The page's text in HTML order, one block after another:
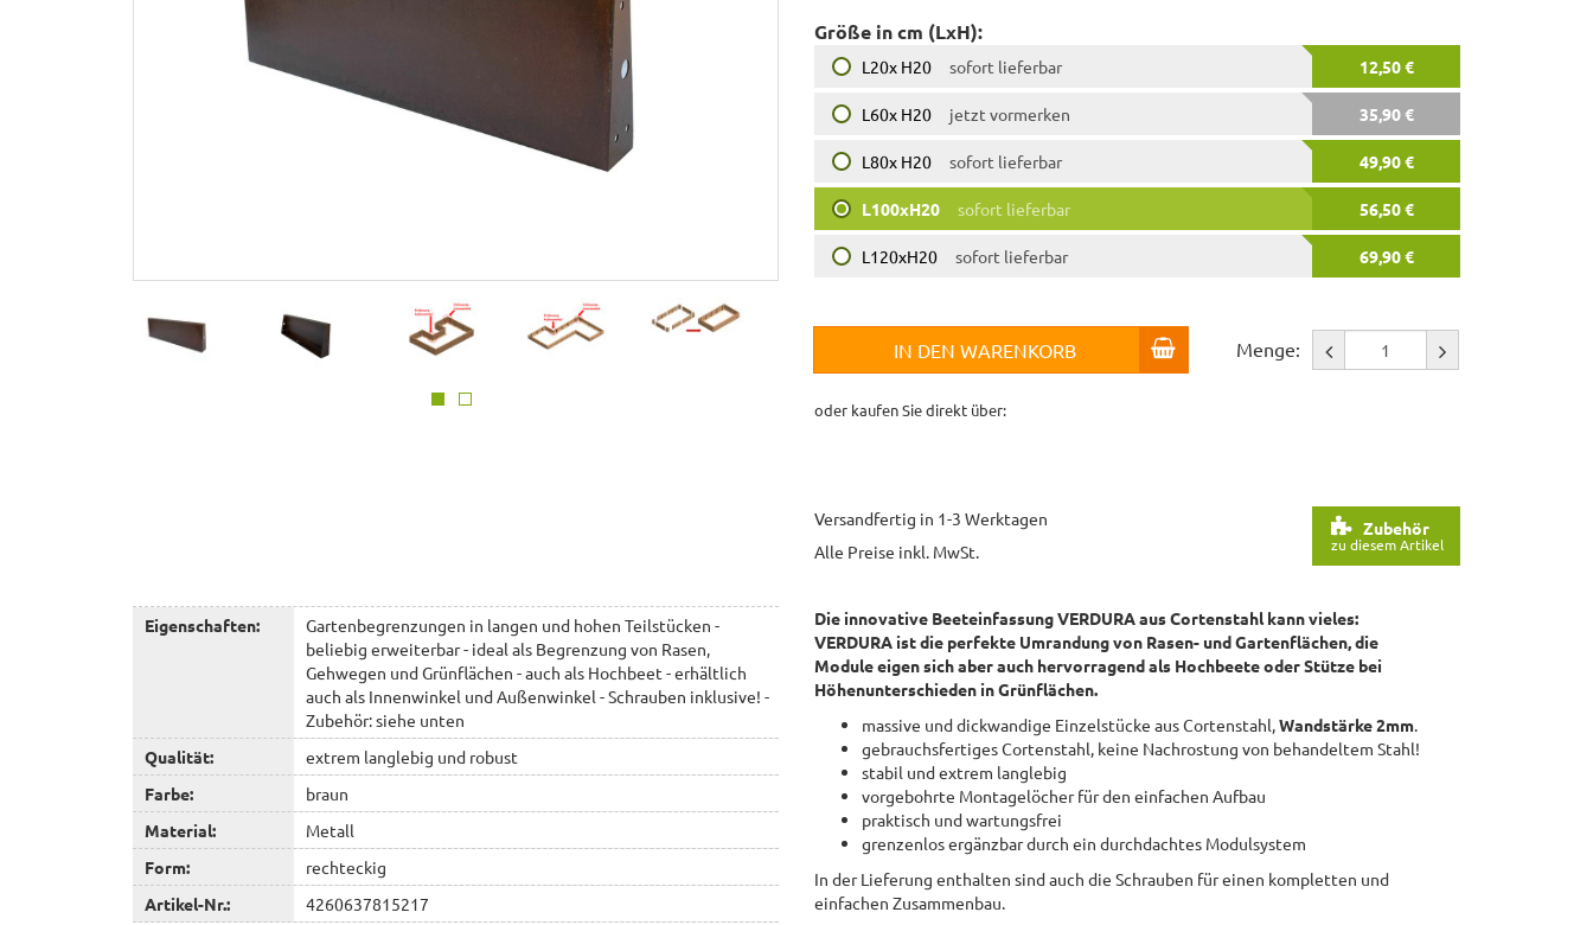
Größe in cm (LxH):
L20x H20 12,50 €
sofort lieferbar
L60x H20 35,90 €
jetzt vormerken
L80x H20 49,90 €
sofort lieferbar
L100xH20 56,50 €
sofort lieferbar
L120xH20 69,90 €
sofort lieferbar
IN DEN WARENKORB Menge:
oder kaufen Sie direkt über:
Zubehör
zu diesem Artikel
Versandfertig in 1-3 Werktagen
Alle Preise inkl. MwSt.
Eigenschaften:
Gartenbegrenzungen in langen und hohen Teilstücken -
beliebig erweiterbar - ideal als Begrenzung von Rasen,
Gehwegen und Grünflächen - auch als Hochbeet - erhältlich
auch als Innenwinkel und Außenwinkel - Schrauben inklusive! -
Zubehör: siehe unten
Qualität:
extrem langlebig und robust
Farbe:
braun
Material:
Metall
Form:
rechteckig
Artikel-Nr.:
4260637815217
Die innovative Beeteinfassung VERDURA aus Cortenstahl kann vieles:
VERDURA ist die perfekte Umrandung von Rasen- und Gartenflächen, die
Module eigen sich aber auch hervorragend als Hochbeete oder Stütze bei
Höhenunterschieden in Grünflächen.
massive und dickwandige Einzelstücke aus Cortenstahl,Wandstärke 2mm.
gebrauchsfertiges Cortenstahl, keine Nachrostung von behandeltem Stahl!
stabil und extrem langlebig
vorgebohrte Montagelöcher für den einfachen Aufbau
praktisch und wartungsfrei
grenzenlos ergänzbar durch ein durchdachtes Modulsystem
In der Lieferung enthalten sind auch die Schrauben für einen kompletten und
einfachen Zusammenbau.